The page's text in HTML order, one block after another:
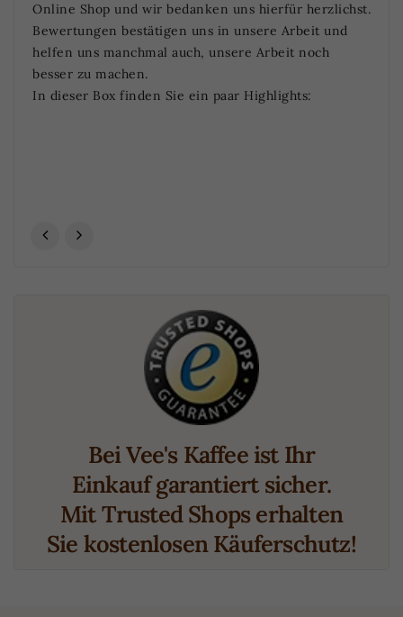
Online Shop und wir bedanken uns hierfür herzlichst.
Bewertungen bestätigen uns in unsere Arbeit und
helfen uns manchmal auch, unsere Arbeit noch
besser zu machen.
In dieser Box finden Sie ein paar Highlights:
Bei Vee's Kaffee ist Ihr
Einkauf garantiert sicher.
Mit Trusted Shops erhalten
Sie kostenlosen Käuferschutz!